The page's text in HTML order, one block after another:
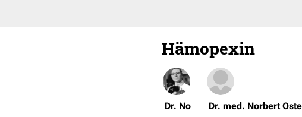
Hämopexin
Dr. No Dr. med. Norbert